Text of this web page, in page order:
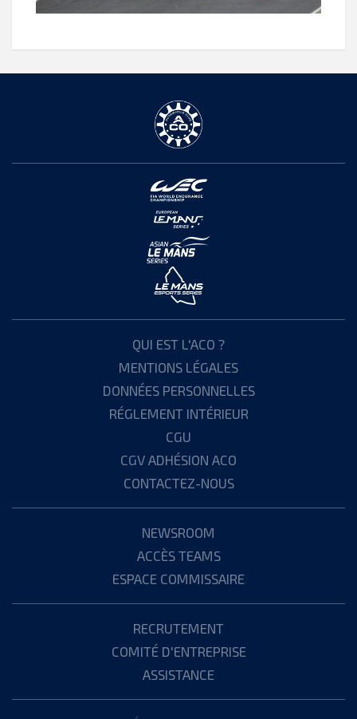
QUI EST L'ACO ?
MENTIONS LÉGALES
DONNÉES PERSONNELLES
RÉGLEMENT INTÉRIEUR
CGU
CGV ADHÉSION ACO
CONTACTEZ-NOUS
NEWSROOM
ACCÈS TEAMS
ESPACE COMMISSAIRE
RECRUTEMENT
COMITÉ D'ENTREPRISE
ASSISTANCE